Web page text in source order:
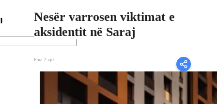
Nesër varrosen viktimat e
aksidentit në Saraj
Para 2 vjet